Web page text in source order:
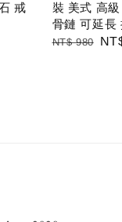
戒
裝 美式 高
骨鏈 可延長
Regular
NT$ 980